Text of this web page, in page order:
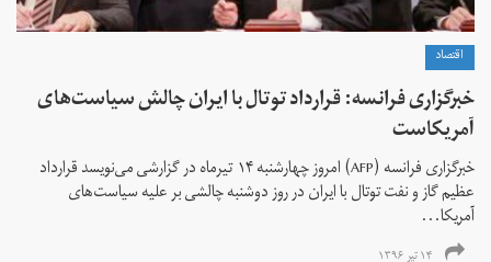
اقتصاد
خبرگزاری فرانسه: قرارداد توتال با ایران چالش سیاست‌های
آمریکاست
خبرگزاری فرانسه (AFP) امروز چهارشنبه ۱۴ تیرماه در گزارشی می‌نویسد قرارداد
عظیم گاز و نفت توتال با ایران در روز دوشنبه چالشی بر علیه سیاست‌های
آمریکا...